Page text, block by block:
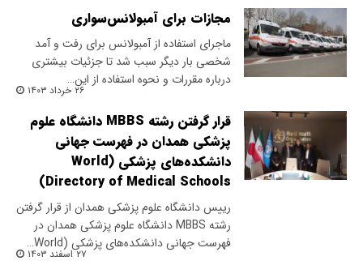
مجازات برای آمبولانس‌سواری
ماجرای استفاده از آمبولانس برای رفت و آمد
شخصی بار دیگر سبب شد تا جزئیات بیشتری
درباره مقررات و نحوه استفاده از این…
۲۶ خرداد ۱۴۰۳
قرار گرفتن رشته MBBS دانشگاه علوم
پزشکی همدان در فهرست جهانی
دانشکده‌های پزشکی (World
Directory of Medical Schools)
رییس دانشگاه علوم پزشکی همدان از قرار گرفتن
رشته MBBS دانشگاه علوم پزشکی همدان در
فهرست جهانی دانشکده‌های پزشکی (World…
۲۷ اسفند ۱۴۰۳